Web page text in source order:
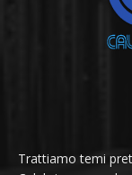
Trattiamo temi